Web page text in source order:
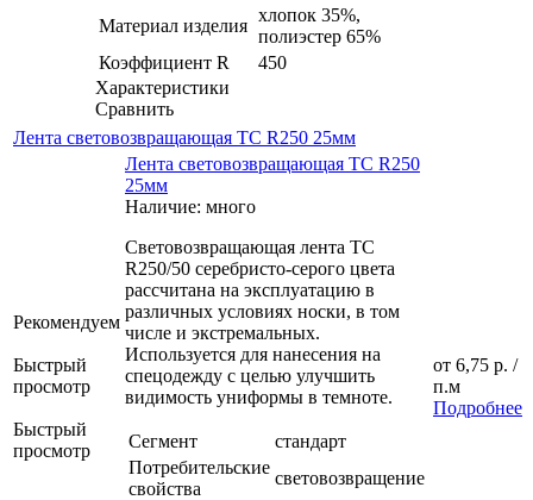
Материал изделия
хлопок 35%,
полиэстер 65%
Коэффициент R
450
Характеристики
Сравнить
Лента световозвращающая ТС R250 25мм
Рекомендуем
Быстрый
просмотр
Быстрый
просмотр
Лента световозвращающая ТС R250
25мм
Наличие: много
Световозвращающая лента TC
R250/50 серебристо-серого цвета
рассчитана на эксплуатацию в
различных условиях носки, в том
числе и экстремальных.
Используется для нанесения на
спецодежду с целью улучшить
видимость униформы в темноте.
Сегмент
стандарт
Потребительские
свойства
световозвращение
от 6,75 р. /
п.м
Подробнее